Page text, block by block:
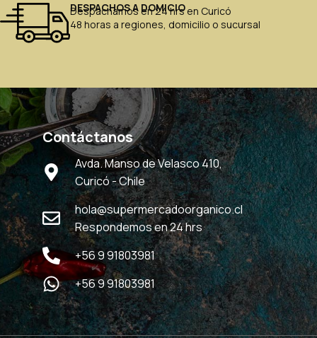
DESPACHOS A DOMICIO
Despachamos en 24 hrs en Curicó
48 horas a regiones, domicilio o sucursal
Contáctanos
Avda. Manso de Velasco 410,
Curicó - Chile
hola@supermercadoorganico.cl
Respondemos en 24 hrs
+56 9 91803981
+56 9 91803981